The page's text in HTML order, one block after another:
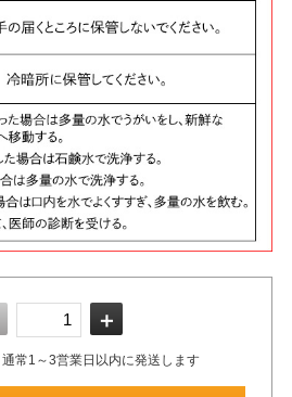
＋
常1～3営業日以内に発送します